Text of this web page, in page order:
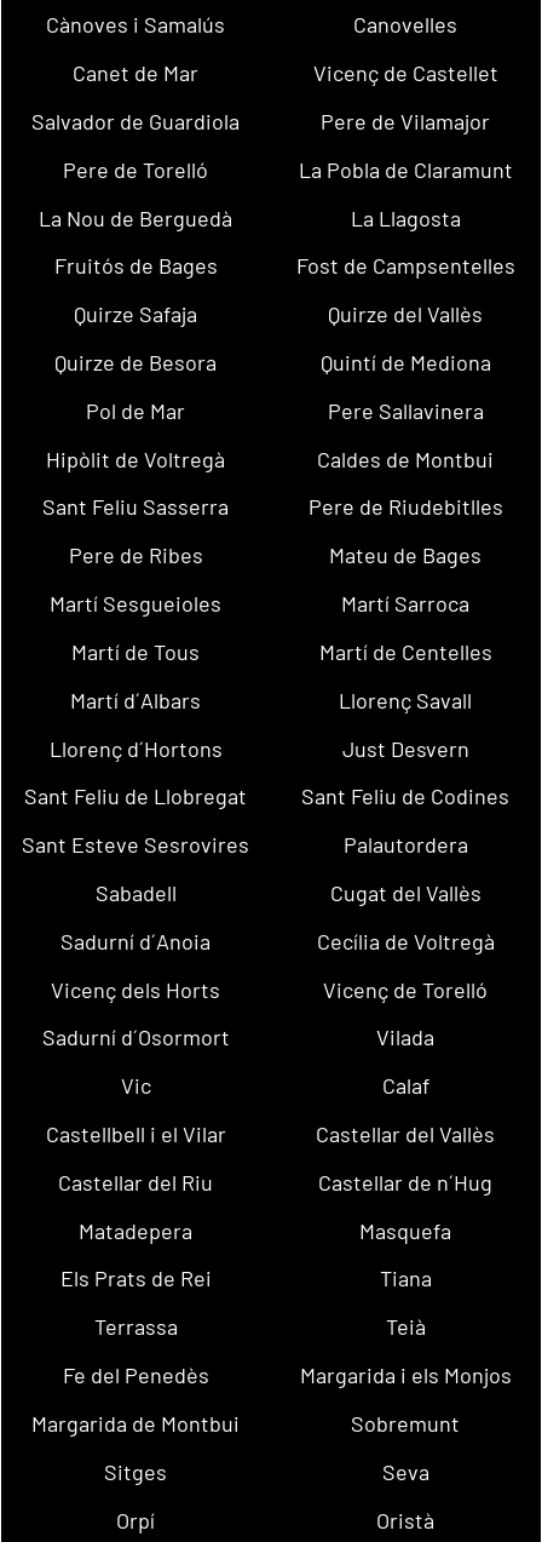
Cànoves i Samalús
Canovelles
Canet de Mar
Vicenç de Castellet
Salvador de Guardiola
Pere de Vilamajor
Pere de Torelló
La Pobla de Claramunt
La Nou de Berguedà
La Llagosta
Fruitós de Bages
Fost de Campsentelles
Quirze Safaja
Quirze del Vallès
Quirze de Besora
Quintí de Mediona
Pol de Mar
Pere Sallavinera
Hipòlit de Voltregà
Caldes de Montbui
Sant Feliu Sasserra
Pere de Riudebitlles
Pere de Ribes
Mateu de Bages
Martí Sesgueioles
Martí Sarroca
Martí de Tous
Martí de Centelles
Martí d´Albars
Llorenç Savall
Llorenç d´Hortons
Just Desvern
Sant Feliu de Llobregat
Sant Feliu de Codines
Sant Esteve Sesrovires
Palautordera
Sabadell
Cugat del Vallès
Sadurní d´Anoia
Cecília de Voltregà
Vicenç dels Horts
Vicenç de Torelló
Sadurní d´Osormort
Vilada
Vic
Calaf
Castellbell i el Vilar
Castellar del Vallès
Castellar del Riu
Castellar de n´Hug
Matadepera
Masquefa
Els Prats de Rei
Tiana
Terrassa
Teià
Fe del Penedès
Margarida i els Monjos
Margarida de Montbui
Sobremunt
Sitges
Seva
Orpí
Oristà